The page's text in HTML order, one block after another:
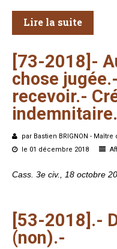
Lire la suite
[73-2018]-
chose jugée.-
recevoir.-
par Bastien BRIGNON -
le 01 décembre 2018
Cass. 3e civ., 18 octobre
[53-2018].-
(non).-